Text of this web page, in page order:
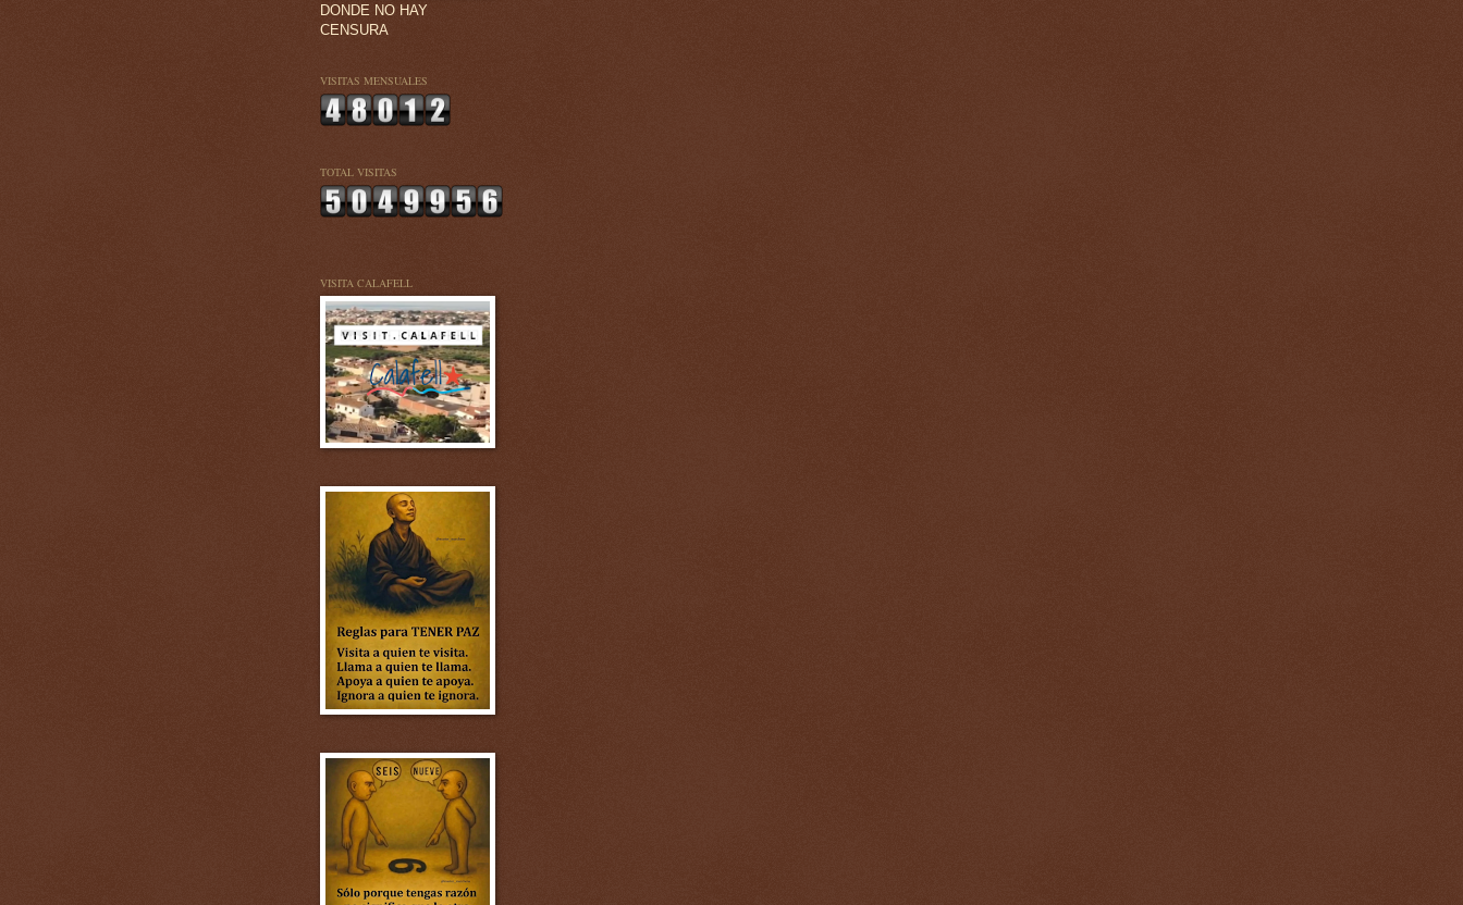
DONDE NO HAY
CENSURA
VISITAS MENSUALES
TOTAL VISITAS
VISITA CALAFELL